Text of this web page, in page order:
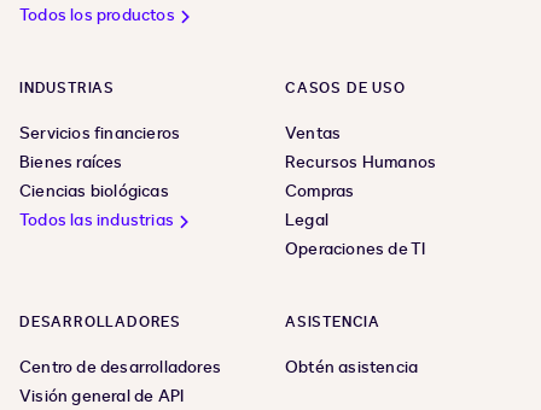
Todos los productos
INDUSTRIAS
Servicios financieros
Bienes raíces
Ciencias biológicas
Todos las industrias
CASOS DE USO
Ventas
Recursos Humanos
Compras
Legal
Operaciones de TI
DESARROLLADORES
Centro de desarrolladores
Visión general de API
ASISTENCIA
Obtén asistencia